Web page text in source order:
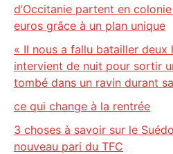
d’Occitanie partent en
euros grâce à un plan unique
« Il nous a fallu batailler deux
intervient de nuit pour sortir
tombé dans un ravin durant
ce qui change à la rentrée
3 choses à savoir sur le
nouveau pari du TFC